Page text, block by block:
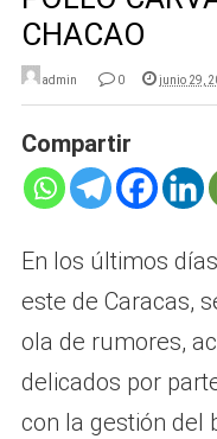
CHACAO
admin 0 junio 29,
Compartir
En los últimos
este de Caracas,
ola de rumores,
delicados por
con la gestión del